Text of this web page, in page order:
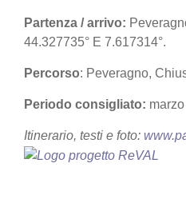
Partenza / arrivo:
44.327735° E 7.617314°.
Percorso: Peveragno,
Periodo consigliato:
Itinerario, testi e foto: